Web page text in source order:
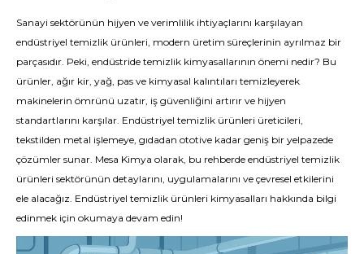
Sanayi sektörünün hijyen ve verimlilik ihtiyaçlarını karşılayan
endüstriyel temizlik ürünleri, modern üretim süreçlerinin ayrılmaz bir
parçasıdır. Peki, endüstride temizlik kimyasallarının önemi nedir? Bu
ürünler, ağır kir, yağ, pas ve kimyasal kalıntıları temizleyerek
makinelerin ömrünü uzatır, iş güvenliğini artırır ve hijyen
standartlarını karşılar. Endüstriyel temizlik ürünleri üreticileri,
tekstilden metal işlemeye, gıdadan ototive kadar geniş bir yelpazede
çözümler sunar. Mesa Kimya olarak, bu rehberde endüstriyel temizlik
ürünleri sektörünün detaylarını, uygulamalarını ve çevresel etkilerini
ele alacağız. Endüstriyel temizlik ürünleri kimyasalları hakkında bilgi
edinmek için okumaya devam edin!